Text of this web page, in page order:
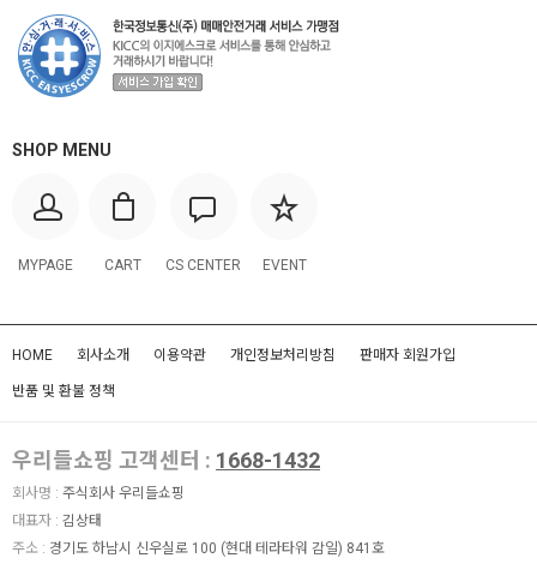
SHOP MENU
MYPAGE CART CS CENTER EVENT
HOME 회사소개 이용약관 개인정보처리방침 판매자 회원가입
반품 및 환불 정책
우리들쇼핑 고객센터 : 1668-1432
회사명 : 주식회사 우리들쇼핑
대표자 : 김상태
주소 : 경기도 하남시 신우실로 100 (현대 테라타워 감일) 841호